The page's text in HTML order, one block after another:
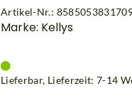
Artikel-Nr.:
Marke: Kellys
Lieferbar, Lieferzeit: 7-14